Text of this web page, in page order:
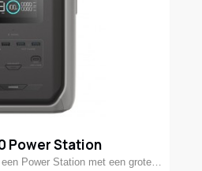
Power Station
Power Station met een grote…